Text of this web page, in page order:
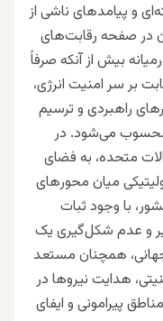
و پیامدهای ناشی از
در صفحه رقابت‌های
بیش از آنکه صرفاً
بر سر امنیت انرژی،
راهبردی و ترسیم
محسوب می‌شود. در
متحده، به فضای
میان محورهای
با وجود ثبات
و عدم شکل‌گیری یک
همچنان مستعد
هدایت نیروها در
پیرامونی و ایفای